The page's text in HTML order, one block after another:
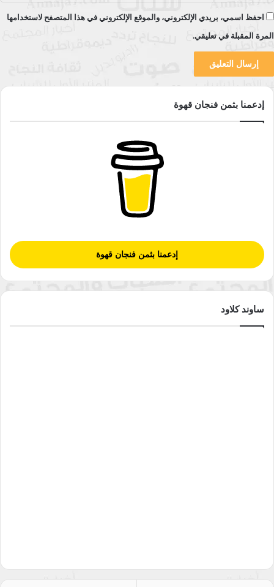
احفظ اسمي، بريدي الإلكتروني، والموقع الإلكتروني في هذا المتصفح لاستخدامها
المرة المقبلة في تعليقي.
إدعمنا بثمن فنجان قهوة
إدعمنا بثمن فنجان قهوة
ساوند كلاود